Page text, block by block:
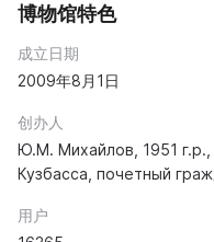
博物馆特色
成立日期
2009年8月1日
创办人
Ю.М. Михайлов, 1951
Кузбасса, почетный
用户